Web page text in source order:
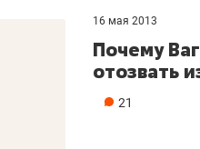
16 мая 2013
Почему
отозвать
21